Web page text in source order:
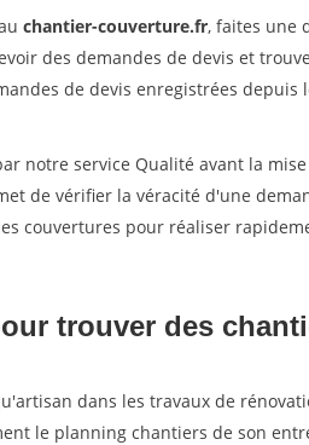
chantier-couverture.fr, faites une
des demandes de devis et
de devis enregistrées depuis
notre service Qualité avant la
de vérifier la véracité d'une
couvertures pour réaliser
trouver des
dans les travaux de
le planning chantiers de son